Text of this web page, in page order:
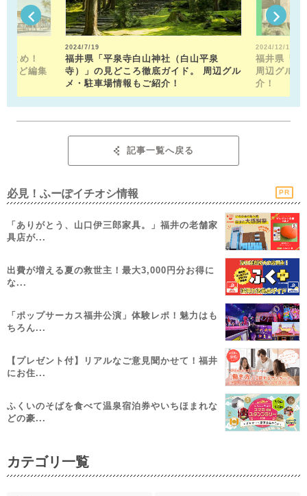
とめ！
など編集
2024/7/19
福井県「平泉寺白山神社（白山平泉
寺）」の見どころ徹底ガイド。 周辺グル
メ・駐車場情報もご紹介！
2024/12/13
福井県「福
周辺グル
介！
記事一覧へ戻る
必見！ふーぽイチオシ情報 PR
「ありがとう、山口伊三郎家具。」福井の老舗家
具店が...
出費が増える夏の救世主！最大3,000円分お得に
な...
「ポップサーカス福井公演」体験レポ！魅力はも
ちろん...
【プレゼント付】リアルなご意見聞かせて！福井
にお住...
ふくいのそばを食べて温泉宿泊券やいちほまれな
どの豪...
カテゴリ一覧